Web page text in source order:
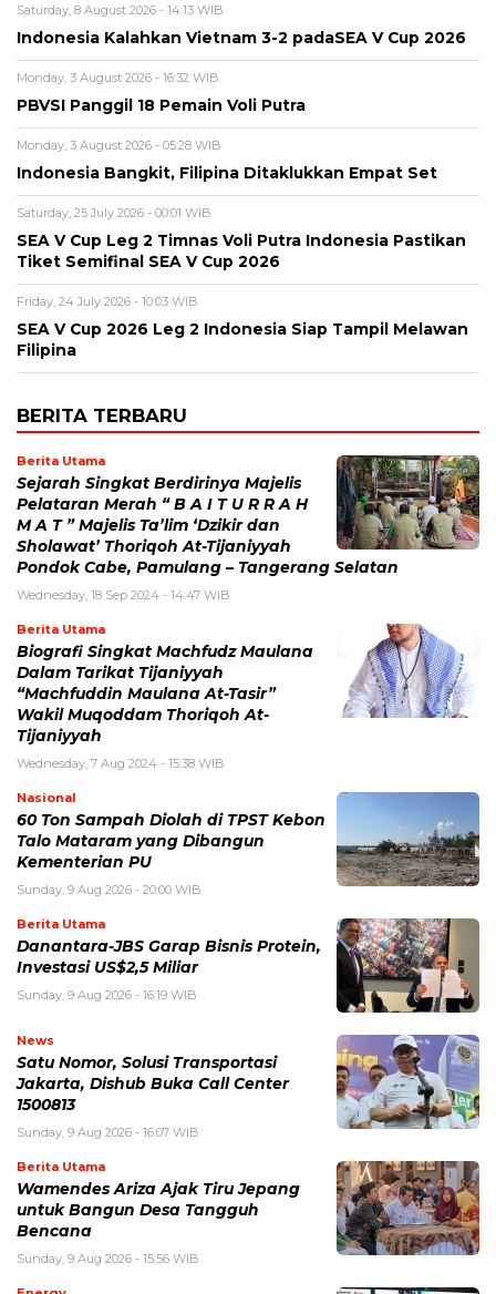
Saturday, 8 August 2026 - 14:13 WIB
Indonesia Kalahkan Vietnam 3-2 padaSEA V Cup 2026
Monday, 3 August 2026 - 16:32 WIB
PBVSI Panggil 18 Pemain Voli Putra
Monday, 3 August 2026 - 05:28 WIB
Indonesia Bangkit, Filipina Ditaklukkan Empat Set
Saturday, 25 July 2026 - 00:01 WIB
SEA V Cup Leg 2 Timnas Voli Putra Indonesia Pastikan
Tiket Semifinal SEA V Cup 2026
Friday, 24 July 2026 - 10:03 WIB
SEA V Cup 2026 Leg 2 Indonesia Siap Tampil Melawan
Filipina
BERITA TERBARU
Berita Utama
Sejarah Singkat Berdirinya Majelis
Pelataran Merah “ B A I T U R R A H
M A T ” Majelis Ta’lim ‘Dzikir dan
Sholawat’ Thoriqoh At-Tijaniyyah
Pondok Cabe, Pamulang – Tangerang Selatan
Wednesday, 18 Sep 2024 - 14:47 WIB
Berita Utama
Biografi Singkat Machfudz Maulana
Dalam Tarikat Tijaniyyah
“Machfuddin Maulana At-Tasir”
Wakil Muqoddam Thoriqoh At-
Tijaniyyah
Wednesday, 7 Aug 2024 - 15:38 WIB
Nasional
60 Ton Sampah Diolah di TPST Kebon
Talo Mataram yang Dibangun
Kementerian PU
Sunday, 9 Aug 2026 - 20:00 WIB
Berita Utama
Danantara-JBS Garap Bisnis Protein,
Investasi US$2,5 Miliar
Sunday, 9 Aug 2026 - 16:19 WIB
News
Satu Nomor, Solusi Transportasi
Jakarta, Dishub Buka Call Center
1500813
Sunday, 9 Aug 2026 - 16:07 WIB
Berita Utama
Wamendes Ariza Ajak Tiru Jepang
untuk Bangun Desa Tangguh
Bencana
Sunday, 9 Aug 2026 - 15:56 WIB